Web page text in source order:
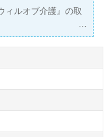
ィルオブ介護』の取
♪
トいたします。